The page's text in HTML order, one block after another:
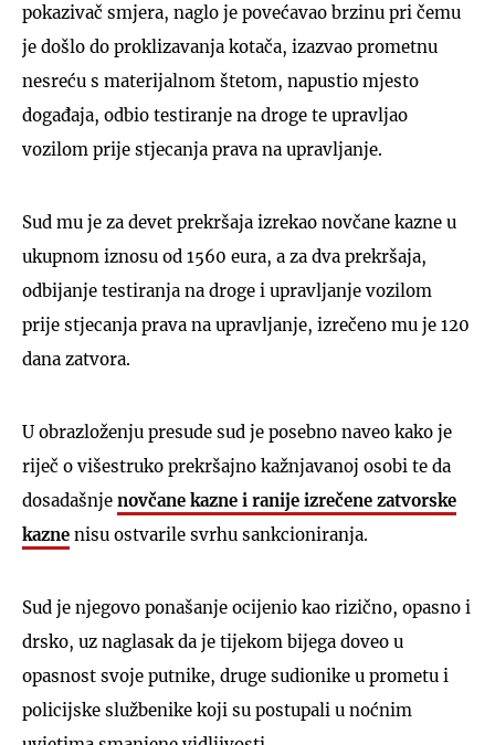
pokazivač smjera, naglo je povećavao brzinu pri čemu
je došlo do proklizavanja kotača, izazvao prometnu
nesreću s materijalnom štetom, napustio mjesto
događaja, odbio testiranje na droge te upravljao
vozilom prije stjecanja prava na upravljanje.
Sud mu je za devet prekršaja izrekao novčane kazne u
ukupnom iznosu od 1560 eura, a za dva prekršaja,
odbijanje testiranja na droge i upravljanje vozilom
prije stjecanja prava na upravljanje, izrečeno mu je 120
dana zatvora.
U obrazloženju presude sud je posebno naveo kako je
riječ o višestruko prekršajno kažnjavanoj osobi te da
dosadašnje novčane kazne i ranije izrečene zatvorske
kazne nisu ostvarile svrhu sankcioniranja.
Sud je njegovo ponašanje ocijenio kao rizično, opasno i
drsko, uz naglasak da je tijekom bijega doveo u
opasnost svoje putnike, druge sudionike u prometu i
policijske službenike koji su postupali u noćnim